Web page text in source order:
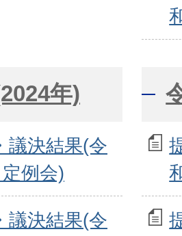
年)
議決結果(令
例会)
議決結果(令